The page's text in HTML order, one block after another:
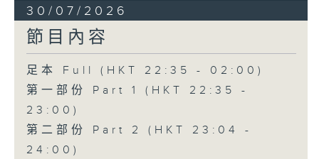
30/07/2026
節目內容
足本 Full (HKT 22:35 - 02:00)
第一部份 Part 1 (HKT 22:35 -
23:00)
第二部份 Part 2 (HKT 23:04 -
24:00)